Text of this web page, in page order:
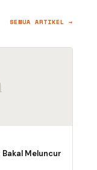
SEMUA ARTIKEL →
Meluncur